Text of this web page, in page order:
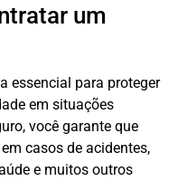
um
essencial para proteger
em situações
você garante que
casos de acidentes,
e muitos outros